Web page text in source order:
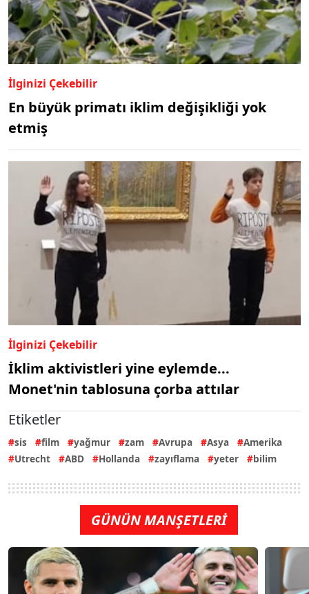
İlginizi Çekebilir
En büyük primatı iklim değişikliği yok
etmiş
İlginizi Çekebilir
İklim aktivistleri yine eylemde...
Monet'nin tablosuna çorba attılar
Etiketler
sis film yağmur zam Avrupa Asya
Amerika
Utrecht
ABD Hollanda zayıflama yeter bilim
GÜNÜN MANŞETLERİ